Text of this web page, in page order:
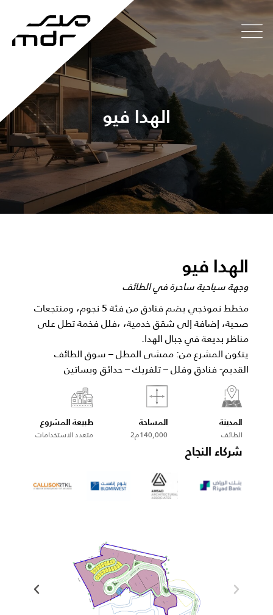
الهدا فيو
الهدا فيو
وجهة سياحية ساحرة في الطائف
مخطط نموذجي يضم فنادق من فئة 5 نجوم، ومنتجعات
صحية، إضافة إلى شقق خدمية، ،فلل فخمة تطل على
مناظر بديعة في جبال الهدا.
يتكون المشرع من: ممشى المطل – سوق الطائف
القديم- فنادق وفلل – تلفريك – حدائق وبساتين
المدينة
الطائف
المساحة
140,000م2
طبيعة المشروع
متعدد الاستخدامات
شركاء النجاح